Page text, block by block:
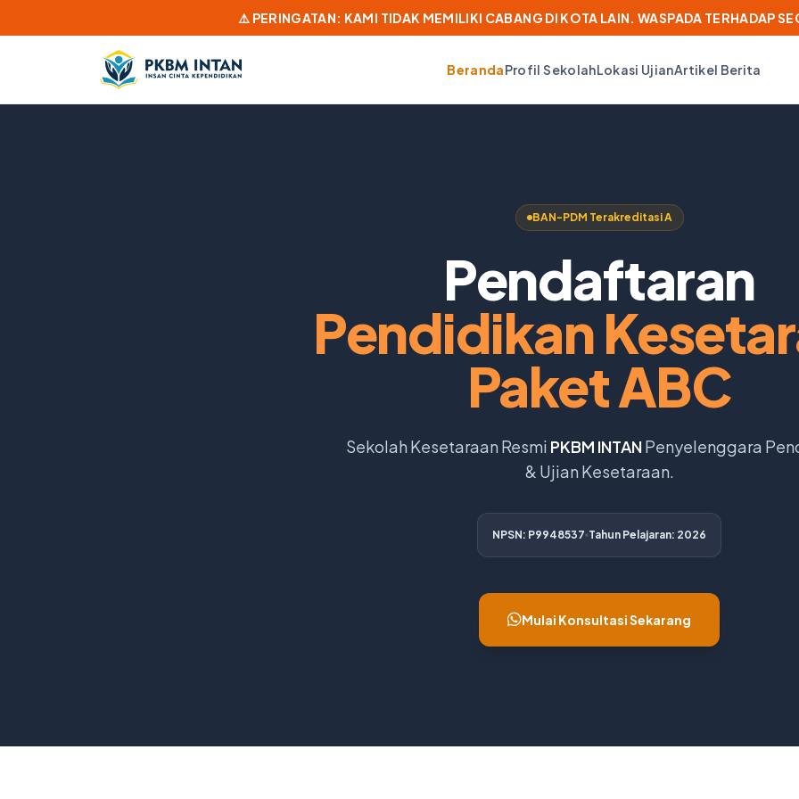
⚠️ PERINGATAN: KAMI TIDAK MEMILIKI CABANG DI KOTA LAIN. WASPADA TERHADAP
BerandaProfil SekolahLokasi UjianArtikel Berita
BAN-PDM Terakreditasi A
Pendaftaran
Pendidikan
Paket ABC
Sekolah Kesetaraan Resmi PKBM INTANPenyelenggara
& Ujian Kesetaraan.
NPSN: P9948537 Tahun Pelajaran: 2026
Mulai Konsultasi Sekarang